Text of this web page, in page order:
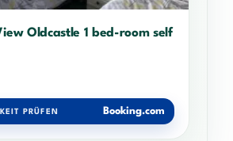
Oldcastle 1 bed-room self
PRÜFEN Booking.com